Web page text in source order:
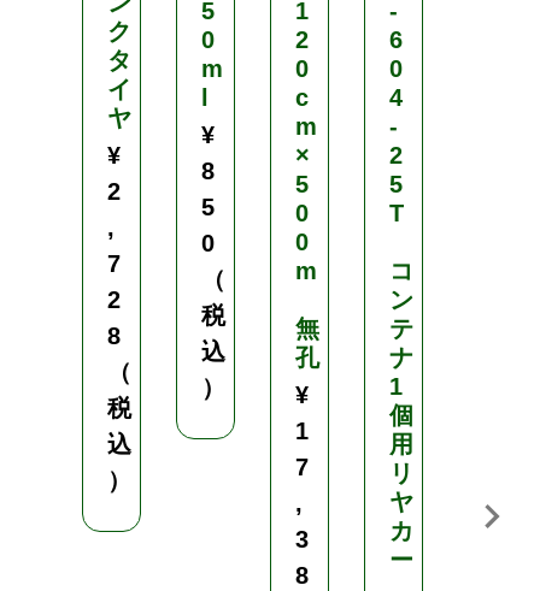
ク
タ
イ
ヤ
¥
2
,
7
2
8
（
税
込
）
5
0
m
¥
8
5
0
（
税
込
）
1
2
0
c
m
×
5
0
0
m
無
孔
¥
1
7
,
3
8
-
6
0
4
-
2
5
T
コ
ン
テ
ナ
1
個
用
リ
ヤ
カ
ー
5